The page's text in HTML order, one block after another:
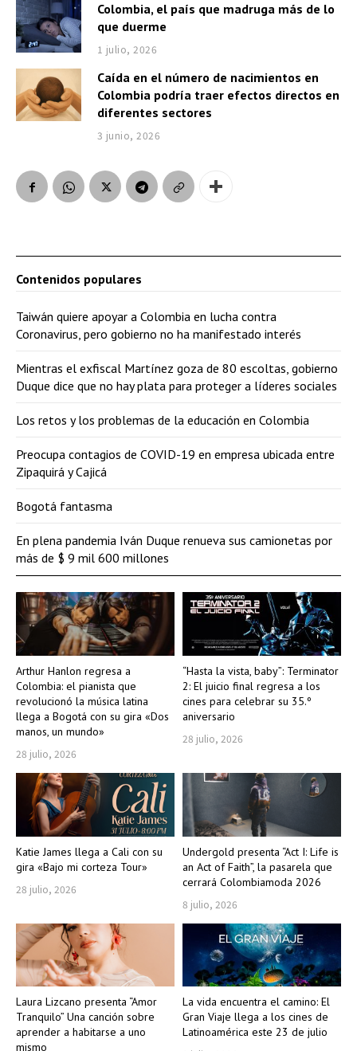
Colombia, el país que madruga más de lo
que duerme
1 julio, 2026
Caída en el número de nacimientos en
Colombia podría traer efectos directos en
diferentes sectores
3 junio, 2026
Arthur Hanlon regresa a
Colombia: el pianista que
revolucionó la música latina
llega a Bogotá con su gira «Dos
manos, un mundo»
28 julio, 2026
“Hasta la vista, baby”: Terminator
2: El juicio final regresa a los
cines para celebrar su 35.º
aniversario
28 julio, 2026
Katie James llega a Cali con su
gira «Bajo mi corteza Tour»
28 julio, 2026
Undergold presenta “Act I: Life is
an Act of Faith”, la pasarela que
cerrará Colombiamoda 2026
8 julio, 2026
Laura Lizcano presenta “Amor
Tranquilo” Una canción sobre
aprender a habitarse a uno
mismo
La vida encuentra el camino: El
Gran Viaje llega a los cines de
Latinoamérica este 23 de julio
Contenidos populares
Taiwán quiere apoyar a Colombia en lucha contra
Coronavirus, pero gobierno no ha manifestado interés
Mientras el exfiscal Martínez goza de 80 escoltas, gobierno
Duque dice que no hay plata para proteger a líderes sociales
Los retos y los problemas de la educación en Colombia
Preocupa contagios de COVID-19 en empresa ubicada entre
Zipaquirá y Cajicá
Bogotá fantasma
En plena pandemia Iván Duque renueva sus camionetas por
más de $ 9 mil 600 millones